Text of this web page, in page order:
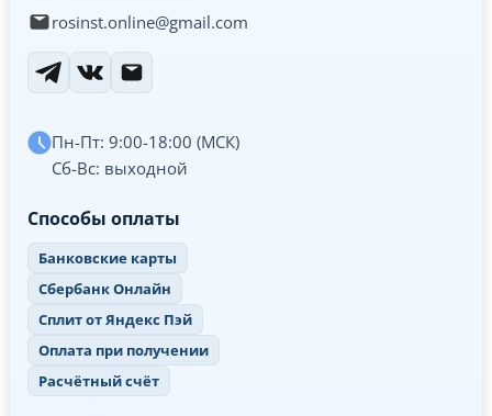
rosinst.online@gmail.com
Пн-Пт: 9:00-18:00 (МСК)
Сб-Вс: выходной
Способы оплаты
Банковские карты
Сбербанк Онлайн
Сплит от Яндекс Пэй
Оплата при получении
Расчётный счёт